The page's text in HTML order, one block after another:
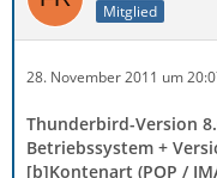
Mitglied
28. November 2011 um
Thunderbird-Version
Betriebssystem +
[b]Kontenart (POP /